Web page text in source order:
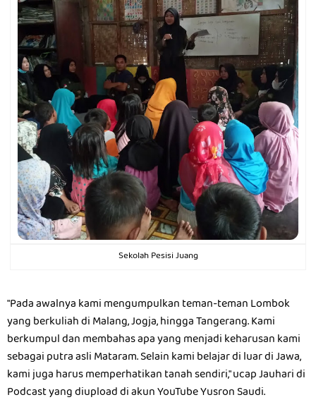
Sekolah Pesisi Juang
"Pada awalnya kami mengumpulkan teman-teman Lombok
yang berkuliah di Malang, Jogja, hingga Tangerang. Kami
berkumpul dan membahas apa yang menjadi keharusan kami
sebagai putra asli Mataram. Selain kami belajar di luar di Jawa,
kami juga harus memperhatikan tanah sendiri," ucap Jauhari di
Podcast yang diupload di akun YouTube Yusron Saudi.